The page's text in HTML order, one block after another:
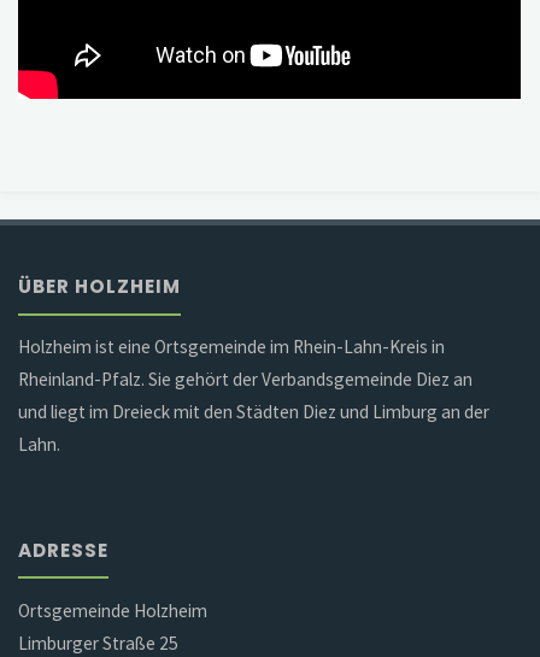
ÜBER HOLZHEIM
Holzheim ist eine Ortsgemeinde im Rhein-Lahn-Kreis in
Rheinland-Pfalz. Sie gehört der Verbandsgemeinde Diez an
und liegt im Dreieck mit den Städten Diez und Limburg an der
Lahn.
ADRESSE
Ortsgemeinde Holzheim
Limburger Straße 25